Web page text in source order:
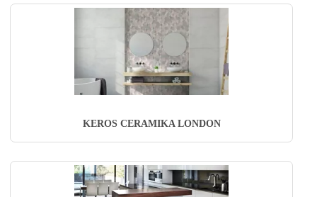
KEROS CERAMIKA LONDON